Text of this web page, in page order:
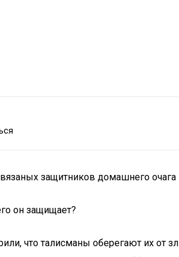
защитников домашнего очага
что талисманы оберегают их от